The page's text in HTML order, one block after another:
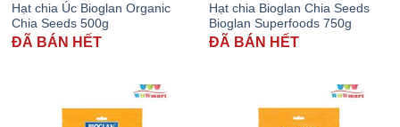
Hạt chia Úc Bioglan Organic
Chia Seeds 500g
ĐÃ BÁN HẾT
Hạt chia Bioglan Chia Seeds
Bioglan Superfoods 750g
ĐÃ BÁN HẾT